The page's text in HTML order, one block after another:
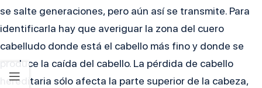
se salte generaciones, pero aún así se transmite. Para
identificarla hay que averiguar la zona del cuero
cabelludo donde está el cabello más fino y donde se
produce la caída del cabello. La pérdida de cabello
hereditaria sólo afecta la parte superior de la cabeza,